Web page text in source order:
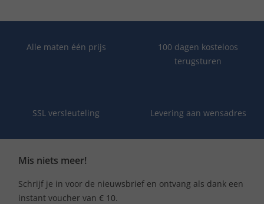
Alle maten één prijs
100 dagen kosteloos
terugsturen
SSL versleuteling Levering aan wensadres
Mis niets meer!
Schrijf je in voor de nieuwsbrief en ontvang als dank een
instant voucher van € 10.